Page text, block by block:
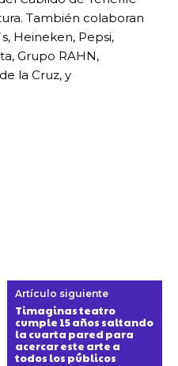
También colaboran
Heineken, Pepsi,
Grupo RAHN,
la Cruz, y
Artículo siguiente
Timaginas teatro
cumple 15 años saltando
la cuarta pared para
acercar este arte a
todos los públicos